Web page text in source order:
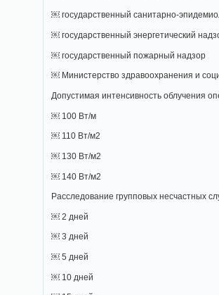
￼ государственный санитарно-
￼ государственный энергетический
￼ государственный пожарный надзор
￼ Министерство здравоохранения и
Допустимая интенсивность облучения
￼ 100 Вт/м
￼ 110 Вт/м2
￼ 130 Вт/м2
￼ 140 Вт/м2
Расследование групповых несчастных
￼ 2 дней
￼ 3 дней
￼ 5 дней
￼ 10 дней